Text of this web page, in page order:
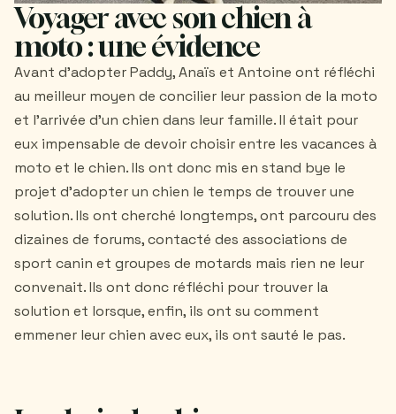
Voyager avec son chien à
moto : une évidence
Avant d'adopter Paddy, Anaïs et Antoine ont réfléchi
au meilleur moyen de concilier leur passion de la moto
et l'arrivée d'un chien dans leur famille. Il était pour
eux impensable de devoir choisir entre les vacances à
moto et le chien. Ils ont donc mis en stand bye le
projet d'adopter un chien le temps de trouver une
solution. Ils ont cherché longtemps, ont parcouru des
dizaines de forums, contacté des associations de
sport canin et groupes de motards mais rien ne leur
convenait. Ils ont donc réfléchi pour trouver la
solution et lorsque, enfin, ils ont su comment
emmener leur chien avec eux, ils ont sauté le pas.